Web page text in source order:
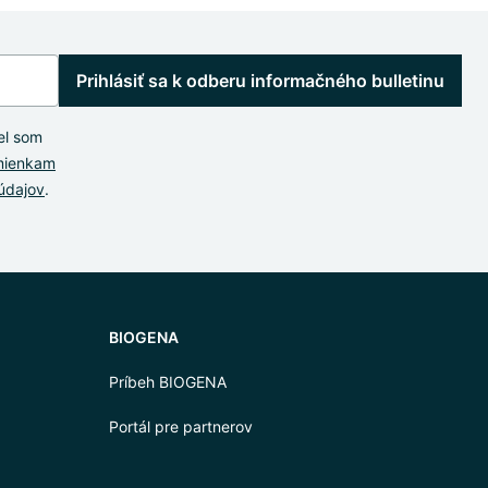
som
.
Prihlásiť sa k odberu informačného bulletinu
BIOGENA
Príbeh BIOGENA
Portál pre partnerov